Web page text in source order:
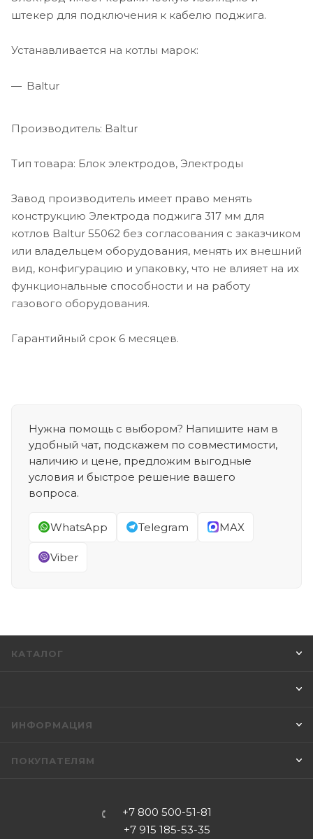
штекер для подключения к кабелю поджига.
Устанавливается на котлы марок:
Baltur
Производитель: Baltur
Тип товара: Блок электродов, Электроды
Завод производитель имеет право менять
конструкцию Электрода поджига 317 мм для
котлов Baltur 55062 без согласования с заказчиком
или владельцем оборудования, менять их внешний
вид, конфигурацию и упаковку, что не влияет на их
функциональные способности и на работу
газового оборудования.
Гарантийный срок 6 месяцев.
Нужна помощь с выбором? Напишите нам в
удобный чат, подскажем по совместимости,
наличию и цене, предложим выгодные
условия и быстрое решение вашего
вопроса.
WhatsApp Telegram MAX
Viber
КАТАЛОГ
ИНФОРМАЦИЯ
ПОКУПАТЕЛЯМ
+7 800 500-51-81
+7 915 185-53-35